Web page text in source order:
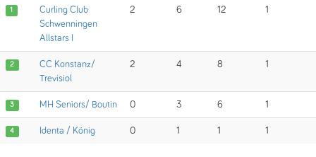
1
Curling Club
Schwenningen
Allstars I
2 6 12 1
2
CC Konstanz/
Trevisiol
2 4 8 1
3 MH Seniors/ Boutin 0 3 6 1
4 Identa / König 0 1 1 1